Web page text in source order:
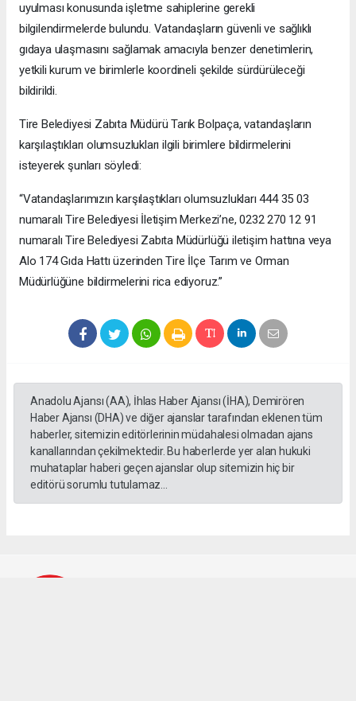
uyulması konusunda işletme sahiplerine gerekli
bilgilendirmelerde bulundu. Vatandaşların güvenli ve sağlıklı
gıdaya ulaşmasını sağlamak amacıyla benzer denetimlerin,
yetkili kurum ve birimlerle koordineli şekilde sürdürüleceği
bildirildi.
Tire Belediyesi Zabıta Müdürü Tarık Bolpaça, vatandaşların
karşılaştıkları olumsuzlukları ilgili birimlere bildirmelerini
isteyerek şunları söyledi:
“Vatandaşlarımızın karşılaştıkları olumsuzlukları 444 35 03
numaralı Tire Belediyesi İletişim Merkezi’ne, 0232 270 12 91
numaralı Tire Belediyesi Zabıta Müdürlüğü iletişim hattına veya
Alo 174 Gıda Hattı üzerinden Tire İlçe Tarım ve Orman
Müdürlüğüne bildirmelerini rica ediyoruz.”
Anadolu Ajansı (AA), İhlas Haber Ajansı (İHA), Demirören
Haber Ajansı (DHA) ve diğer ajanslar tarafından eklenen tüm
haberler, sitemizin editörlerinin müdahalesi olmadan ajans
kanallarından çekilmektedir. Bu haberlerde yer alan hukuki
muhataplar haberi geçen ajanslar olup sitemizin hiç bir
editörü sorumlu tutulamaz...